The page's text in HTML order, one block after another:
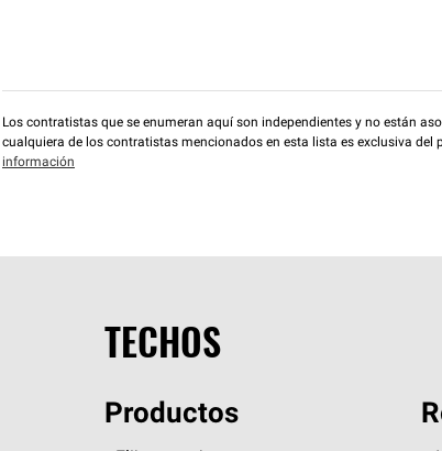
Los contratistas que se enumeran aquí son independientes y no están
cualquiera de los contratistas mencionados en esta lista es exclusiva
información
TECHOS
Productos